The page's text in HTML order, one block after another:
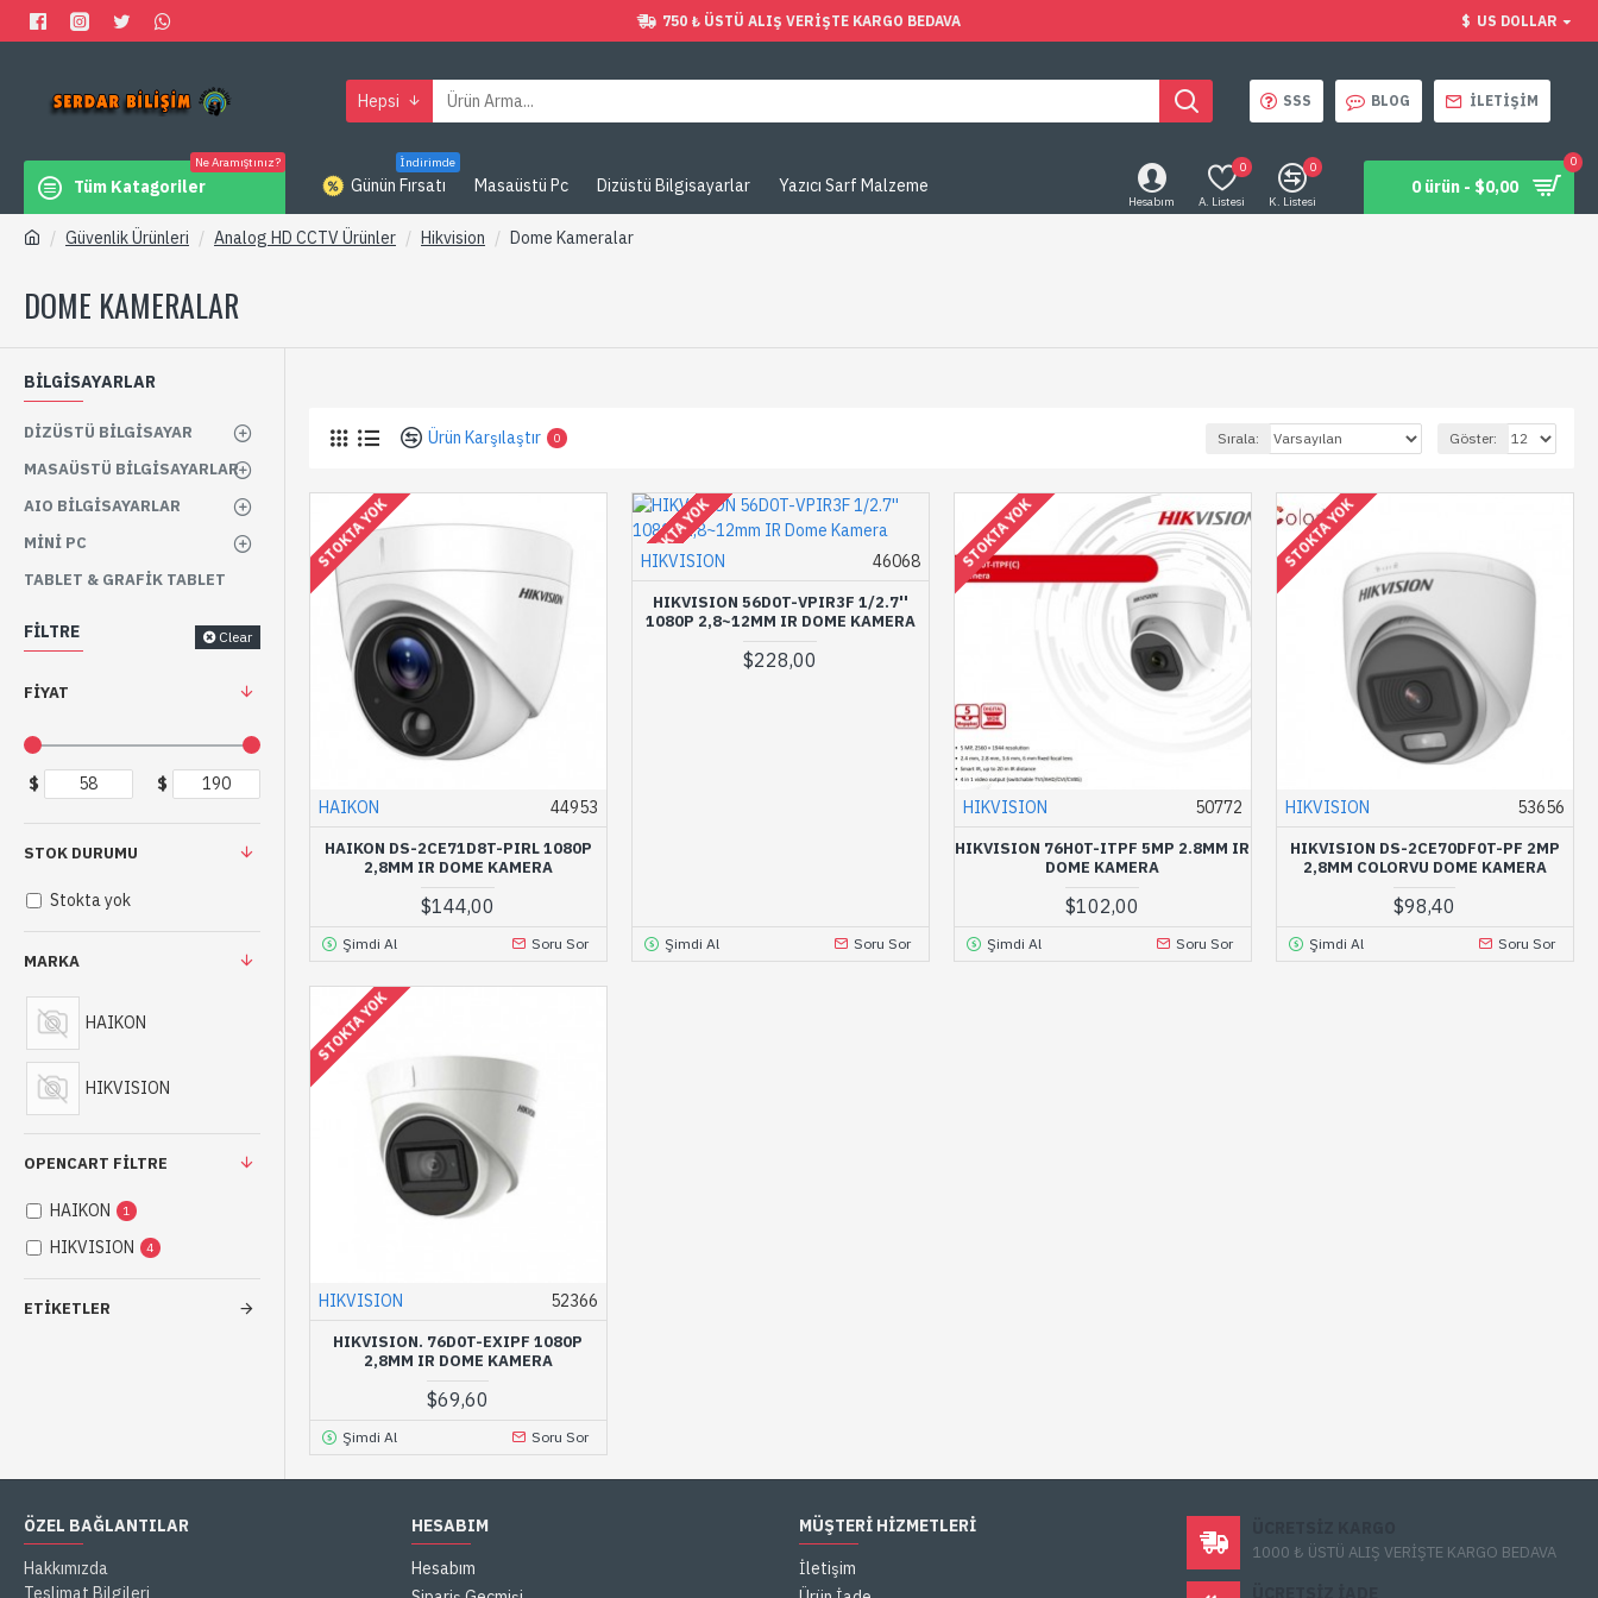
750 ₺ ÜSTÜ ALIŞ VERIŞTE KARGO BEDAVA $ US DOLLAR
Hepsi SSS BLOG İLETIŞIM
Tüm Katagoriler
Ne Aramıştınız?
Günün Fırsatı
İndirimde
Masaüstü Pc Dizüstü Bilgisayarlar Yazıcı Sarf Malzeme
Hesabım A. Listesi
0
K. Listesi
0
0 ürün - $0,00
0
Güvenlik Ürünleri Analog HD CCTV Ürünler Hikvision Dome Kameralar
DOME KAMERALAR
BİLGİSAYARLAR
DIZÜSTÜ BILGISAYAR
MASAÜSTÜ BILGISAYARLAR
AIO BILGISAYARLAR
MINI PC
TABLET & GRAFIK TABLET
FILTRE Clear
FIYAT
$ $
MARKA
HAIKON
HIKVISION
OPENCART FILTRE
HAIKON 1
HIKVISION 4
ETIKETLER
STOK DURUMU
Stokta yok
Ürün Karşılaştır 0 Sırala: Göster:
STOKTA YOK
HAIKON 44953
HAIKON DS-2CE71D8T-PIRL 1080P
2,8MM IR DOME KAMERA
$144,00
Şimdi Al Soru Sor
STOKTA YOK
HIKVISION 46068
HIKVISION 56D0T-VPIR3F 1/2.7''
1080P 2,8~12MM IR DOME KAMERA
$228,00
Şimdi Al Soru Sor
STOKTA YOK
HIKVISION 50772
HIKVISION 76H0T-ITPF 5MP 2.8MM IR
DOME KAMERA
$102,00
Şimdi Al Soru Sor
STOKTA YOK
HIKVISION 53656
HIKVISION DS-2CE70DF0T-PF 2MP
2,8MM COLORVU DOME KAMERA
$98,40
Şimdi Al Soru Sor
STOKTA YOK
HIKVISION 52366
HIKVISION. 76D0T-EXIPF 1080P
2,8MM IR DOME KAMERA
$69,60
Şimdi Al Soru Sor
ÖZEL BAĞLANTILAR
Hakkımızda
Teslimat Bilgileri
HESABIM
Hesabım
MÜŞTERI HIZMETLERI
İletişim
1000 ₺ ÜSTÜ ALIŞ VERİŞTE KARGO BEDAVA